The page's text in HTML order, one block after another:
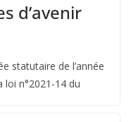
d’avenir
statutaire de l’année
loi n°2021-14 du